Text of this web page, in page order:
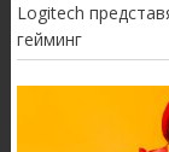
Logitech
гейминг